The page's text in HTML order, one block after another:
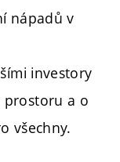
nápadů v
investory
a o
všechny.